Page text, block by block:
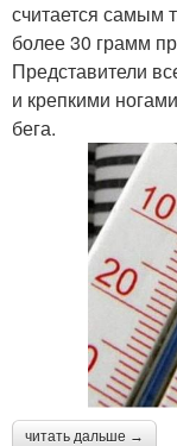
считается самым
более 30 грамм
Представители
и крепкими
бега.
читать дальше →